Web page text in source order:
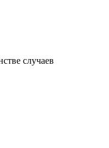
случаев